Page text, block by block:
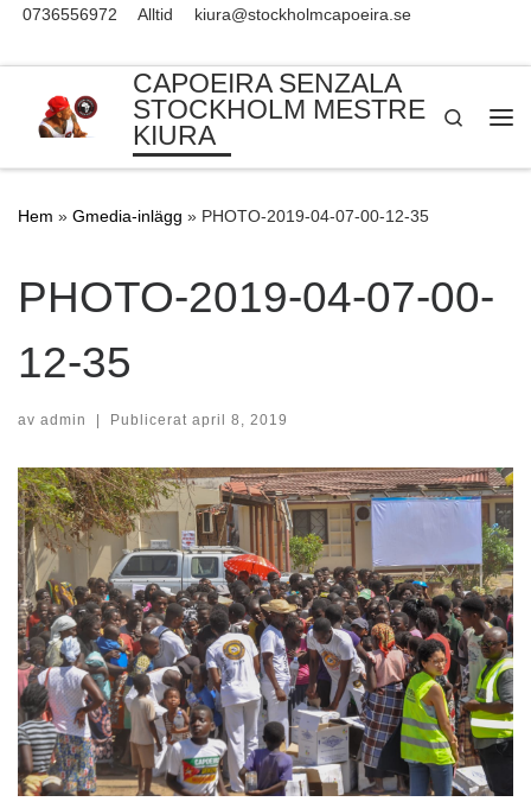
0736556972 Alltid kiura@stockholmcapoeira.se
CAPOEIRA SENZALA
STOCKHOLM MESTRE
KIURA
Search
Hem » Gmedia-inlägg » PHOTO-2019-04-07-00-12-35
PHOTO-2019-04-07-00-
12-35
av admin | Publicerat april 8, 2019